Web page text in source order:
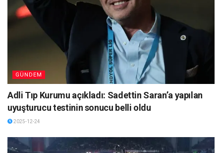
GÜNDEM
Adli Tıp Kurumu açıkladı: Sadettin Saran’a yapılan
uyuşturucu testinin sonucu belli oldu
2025-12-24